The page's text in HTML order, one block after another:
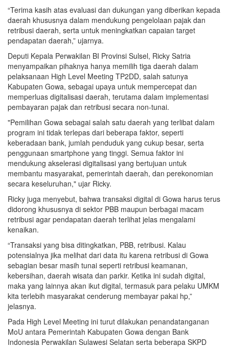
“Terima kasih atas evaluasi dan dukungan yang diberikan kepada
daerah khususnya dalam mendukung pengelolaan pajak dan
retribusi daerah, serta untuk meningkatkan capaian target
pendapatan daerah,” ujarnya.
Deputi Kepala Perwakilan BI Provinsi Sulsel, Ricky Satria
menyampaikan pihaknya hanya memilih tiga daerah dalam
pelaksanaan High Level Meeting TP2DD, salah satunya
Kabupaten Gowa, sebagai upaya untuk mempercepat dan
memperluas digitalisasi daerah, terutama dalam implementasi
pembayaran pajak dan retribusi secara non-tunai.
"Pemilihan Gowa sebagai salah satu daerah yang terlibat dalam
program ini tidak terlepas dari beberapa faktor, seperti
keberadaan bank, jumlah penduduk yang cukup besar, serta
penggunaan smartphone yang tinggi. Semua faktor ini
mendukung akselerasi digitalisasi yang bertujuan untuk
membantu masyarakat, pemerintah daerah, dan perekonomian
secara keseluruhan," ujar Ricky.
Ricky juga menyebut, bahwa transaksi digital di Gowa harus terus
didorong khususnya di sektor PBB maupun berbagai macam
retribusi agar pendapatan daerah terlihat jelas mengalami
kenaikan.
“Transaksi yang bisa ditingkatkan, PBB, retribusi. Kalau
potensialnya jika melihat dari data itu karena retribusi di Gowa
sebagian besar masih tunai seperti retribusi keamanan,
kebersihan, daerah wisata dan parkir. Ketika ini sudah digital,
maka yang lainnya akan ikut digital, termasuk para pelaku UMKM
kita terlebih masyarakat cenderung membayar pakai hp,”
jelasnya.
Pada High Level Meeting ini turut dilakukan penandatanganan
MoU antara Pemerintah Kabupaten Gowa dengan Bank
Indonesia Perwakilan Sulawesi Selatan serta beberapa SKPD